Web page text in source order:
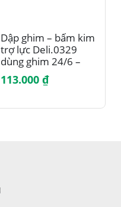
Dập ghim – bấm kim
trợ lực Deli.0329
dùng ghim 24/6 –
26/6 – dập 20 tờ
113.000 ₫